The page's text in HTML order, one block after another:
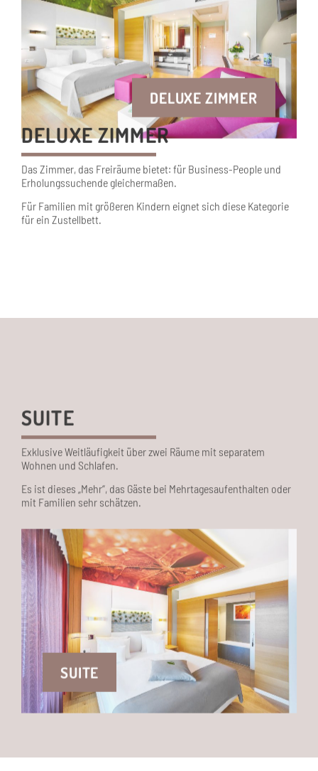
DELUXE ZIMMER
DELUXE ZIMMER
Das Zimmer, das Freiräume bietet: für Business-People und
Erholungssuchende gleichermaßen.
für ein Zustellbett.
Exklusive Weitläufigkeit über zwei Räume mit separatem
Wohnen und Schlafen.
Es ist dieses „Mehr“, das Gäste bei Mehrtagesaufenthalten oder
mit Familien sehr schätzen.
SUITE